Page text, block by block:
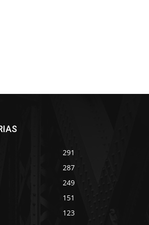
291
287
249
151
123